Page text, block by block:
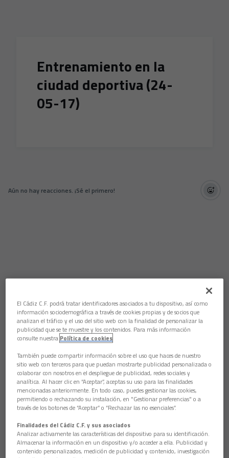
Entrenamiento en la
ciudad deportiva (24-
05-17)
Aún no hay reacciones. ¡Sé el primero!
El Cádiz C.F. podrá tratar identificadores asociados a tu dispositivo, así como
información sociodemográfica a través de cookies propias y de socios que
analizan el tráfico y el uso del sitio web con la finalidad de personalizar la
publicidad que se te muestre y los contenidos. Para más información
consulte nuestra Política de cookies
También puede compartir información sobre el uso que haces de nuestro
sitio web con terceros para que puedan mostrarte publicidad personalizada o
colaborar con nosotros en el despliegue de publicidad, redes sociales y
analítica. Al hacer clic en “Aceptar”, aceptas su uso para las finalidades
mencionadas anteriormente. En todo caso, puedes gestionar las cookies,
permitiendo o rechazando su instalación, en "Gestionar preferencias" o a
través de los botones de “Aceptar” o “Rechazar las no esenciales”.
Finalidades del Cádiz C.F. y sus asociados
Analizar activamente las características del dispositivo para su identificación.
Almacenar la información en un dispositivo y/o acceder a ella. Publicidad y
contenido personalizados, medición de publicidad y contenido, investigación